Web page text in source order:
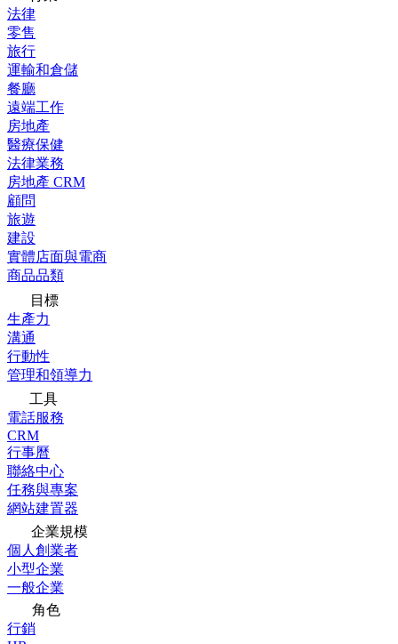
法律
零售
旅行
運輸和倉儲
餐廳
遠端工作
房地產
醫療保健
法律業務
房地產 CRM
顧問
旅遊
建設
實體店面與電商
商品品類
目標
生產力
溝通
行動性
管理和領導力
工具
電話服務
CRM
行事曆
聯絡中心
任務與專案
網站建置器
企業規模
個人創業者
小型企業
一般企業
角色
行銷